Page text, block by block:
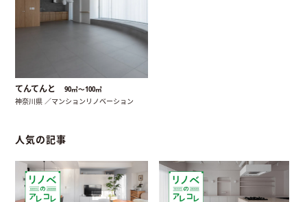
てんてんと 90㎡〜100㎡
神奈川県 ／マンションリノベーション
人気の記事